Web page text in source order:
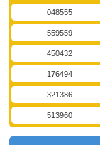
048555
559559
450432
176494
321386
513960